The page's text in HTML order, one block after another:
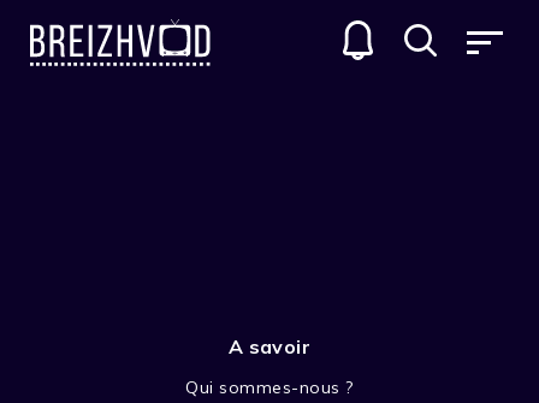
A savoir
Qui sommes-nous ?